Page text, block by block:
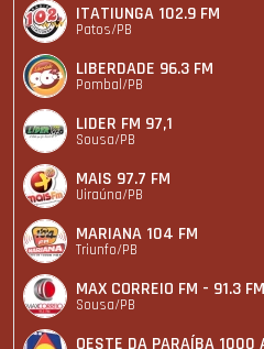
ITATIUNGA 102.9 FM
Patos/PB
LIBERDADE 96.3 FM
Pombal/PB
LIDER FM 97,1
Sousa/PB
MAIS 97.7 FM
Uiraúna/PB
MARIANA 104 FM
Triunfo/PB
MAX CORREIO FM - 91.3 FM
Sousa/PB
OESTE DA PARAÍBA 1000